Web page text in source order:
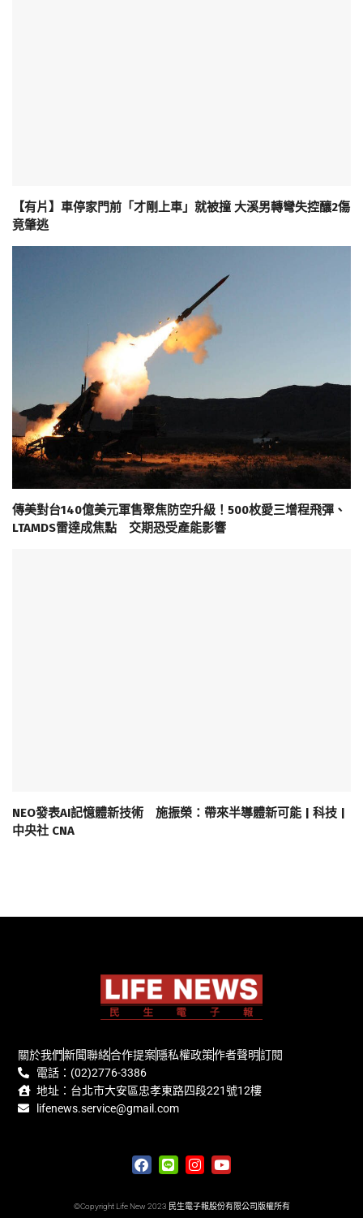
【有片】車停家門前「才剛上車」就被撞 大溪男轉彎失控釀2傷
竟肇逃
傳美對台140億美元軍售聚焦防空升級！500枚愛三增程飛彈、
LTAMDS雷達成焦點 交期恐受產能影響
NEO發表AI記憶體新技術 施振榮：帶來半導體新可能 | 科技 |
中央社 CNA
關於我們新聞聯絡合作提案隱私權政策作者聲明訂閱
電話：(02)2776-3386
地址：台北市大安區忠孝東路四段221號12樓
lifenews.service@gmail.com
©Copyright Life New 2023 民生電子報股份有限公司版權所有